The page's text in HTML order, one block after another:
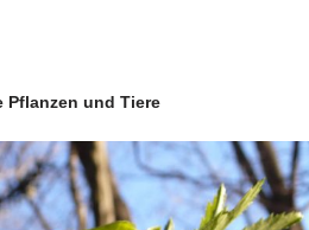
Pflanzen und Tiere